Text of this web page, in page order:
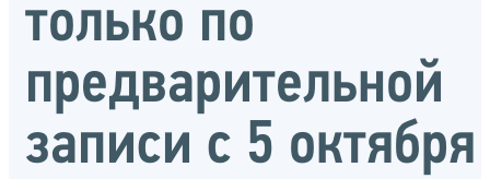
только по
предварительной
записи с 5 октября